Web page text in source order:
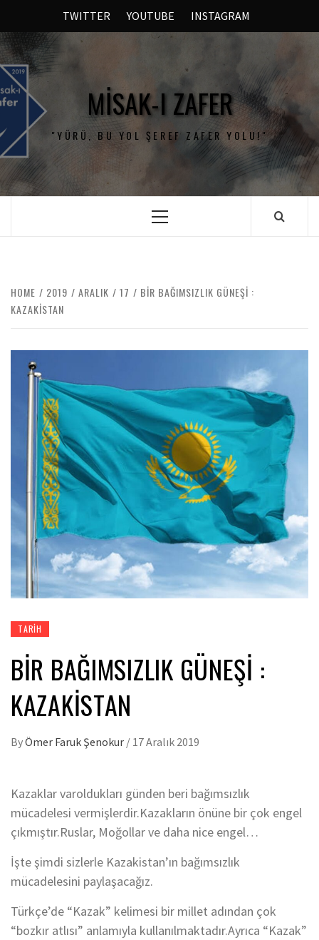
TWITTER YOUTUBE INSTAGRAM
MISAK-I ZAFER
"YÜRÜ, BU YOL ŞEREF ZAFER YOLU!"
HOME 2019 ARALIK 17
BIR BAĞIMSIZLIK GÜNEŞI :
KAZAKISTAN
TARIH
BIR BAĞIMSIZLIK GÜNEŞI :
KAZAKISTAN
ByÖmer Faruk Şenokur / 17 Aralık 2019
Kazaklar varoldukları günden beri bağımsızlık
mücadelesi vermişlerdir.Kazakların önüne bir çok engel
çıkmıştır.Ruslar, Moğollar ve daha nice engel…
İşte şimdi sizlerle Kazakistan’ın bağımsızlık
mücadelesini paylaşacağız.
Türkçe’de “Kazak” kelimesi bir millet adından çok
“bozkır atlısı” anlamıyla kullanılmaktadır.Ayrıca “Kazak”